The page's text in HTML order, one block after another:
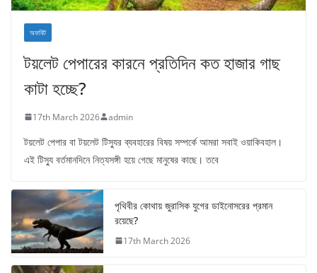
অফবিট
টয়লেট পেপারের কারনে প্রতিদিন কত হাজার গাছ
কাটা হচ্ছে?
17th March 2026 admin
টয়লেট পেপার বা টয়লেট টিস্যুর ব্যবহারের বিষয় সম্পর্কে আমরা সবাই ওয়াকিবহাল।
এই টিস্যু বর্তমানদিনে নিত্যসঙ্গী হয়ে গেছে মানুষের কাছে। তবে
পৃথিবীর কোথায় জুরাসিক যুগের ডাইনোসরের প্রমান
রয়েছে?
17th March 2026